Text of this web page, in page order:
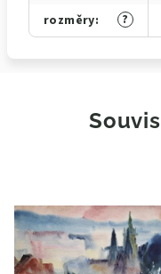
?
rozměry: